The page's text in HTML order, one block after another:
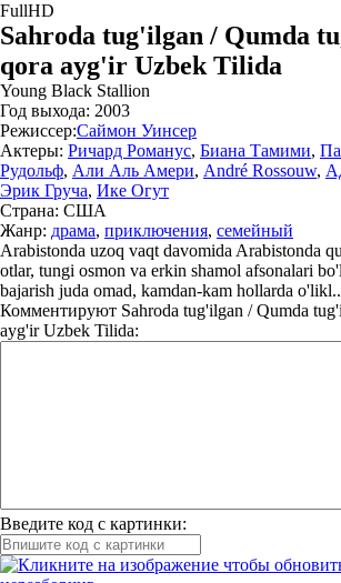
FullHD
Sahroda tug'ilgan / Qumda
qora ayg'ir Uzbek Tilida
Young Black Stallion
Год выхода: 2003
Режиссер:Саймон Уинсер
Актеры: Ричард Романус, Биана Тамими,
Рудольф, Али Аль Амери, André Rossouw,
Эрик Груча, Ике Огут
Страна: США
Жанр: драма, приключения, семейный
Arabistonda uzoq vaqt davomida Arabistonda
otlar, tungi osmon va erkin shamol afsonalari
bajarish juda omad, kamdan-kam hollarda
Комментируют Sahroda tug'ilgan / Qumda
ayg'ir Uzbek Tilida:
Введите код с картинки: